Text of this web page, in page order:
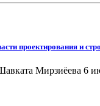
проектирования и
Мирзиёева 6